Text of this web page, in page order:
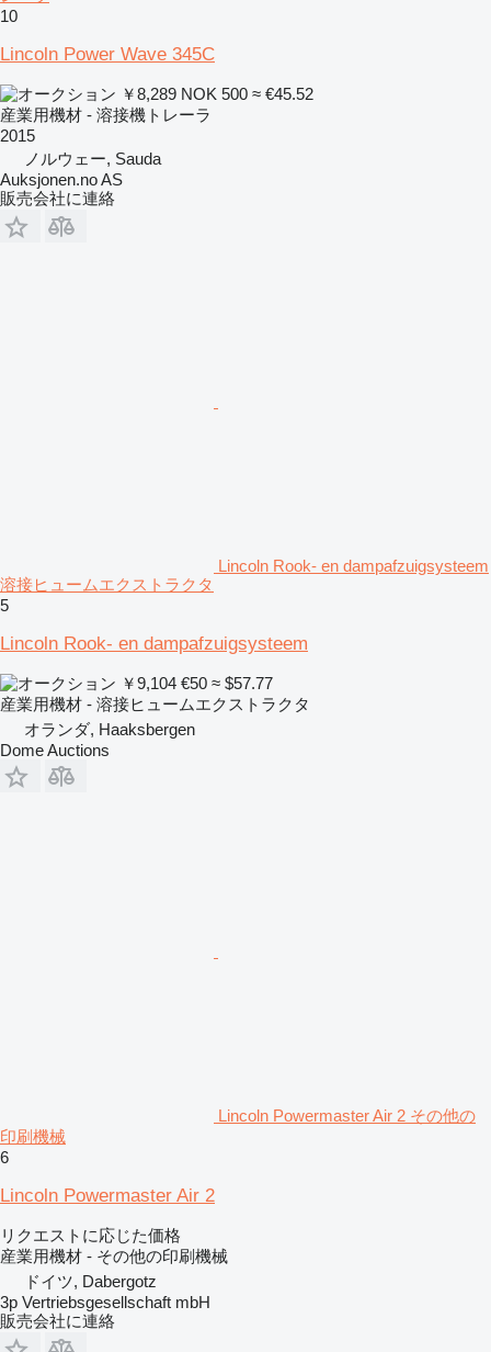
10
Lincoln Power Wave 345C
￥8,289 NOK 500 ≈ €45.52
産業用機材 - 溶接機トレーラ
2015
ノルウェー, Sauda
Auksjonen.no AS
販売会社に連絡
Lincoln Rook- en dampafzuigsysteem
溶接ヒュームエクストラクタ
5
Lincoln Rook- en dampafzuigsysteem
￥9,104 €50 ≈ $57.77
産業用機材 - 溶接ヒュームエクストラクタ
オランダ, Haaksbergen
Dome Auctions
Lincoln Powermaster Air 2 その他の
印刷機械
6
Lincoln Powermaster Air 2
リクエストに応じた価格
産業用機材 - その他の印刷機械
ドイツ, Dabergotz
3p Vertriebsgesellschaft mbH
販売会社に連絡